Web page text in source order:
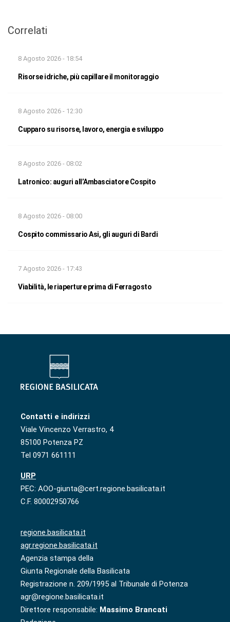
Correlati
8 Agosto 2026 - 18:54
Risorse idriche, più capillare il monitoraggio
8 Agosto 2026 - 12:30
Cupparo su risorse, lavoro, energia e sviluppo
8 Agosto 2026 - 08:02
Latronico: auguri all’Ambasciatore Cospito
8 Agosto 2026 - 08:00
Cospito commissario Asi, gli auguri di Bardi
7 Agosto 2026 - 17:43
Viabilità, le riaperture prima di Ferragosto
Contatti e indirizzi
Viale Vincenzo Verrastro, 4
85100 Potenza PZ
Tel 0971 661111
URP
PEC: AOO-giunta@cert.regione.basilicata.it
C.F. 80002950766
regione.basilicata.it
agr.regione.basilicata.it
Agenzia stampa della
Giunta Regionale della Basilicata
Registrazione n. 209/1995 al Tribunale di Potenza
agr@regione.basilicata.it
Direttore responsabile: Massimo Brancati